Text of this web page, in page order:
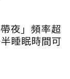
夜」頻率超
睡眠時間可